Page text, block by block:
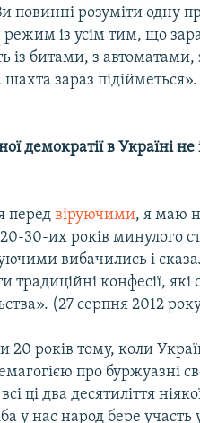
розуміти одну
режим із усім тим, що
битами, з автоматами,
зараз підійметься».
демократії в Україні
передвіруючими, я маю
30-их років минулого
вибачились і
традиційні конфесії,
(27 серпня 2012
років тому, коли
про буржуазні
ці два десятиліття
у нас народ бере участь